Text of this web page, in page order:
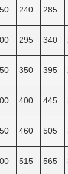
240 285
295 340
350 395
400 445
460 505
515 565